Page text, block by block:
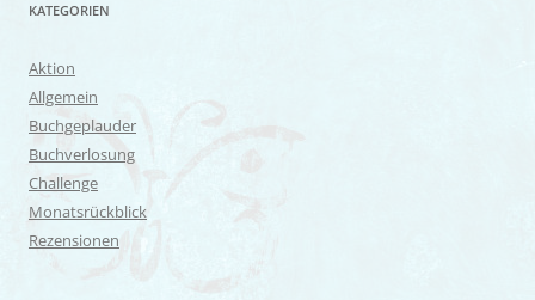
KATEGORIEN
Aktion
Allgemein
Buchgeplauder
Buchverlosung
Challenge
Monatsrückblick
Rezensionen